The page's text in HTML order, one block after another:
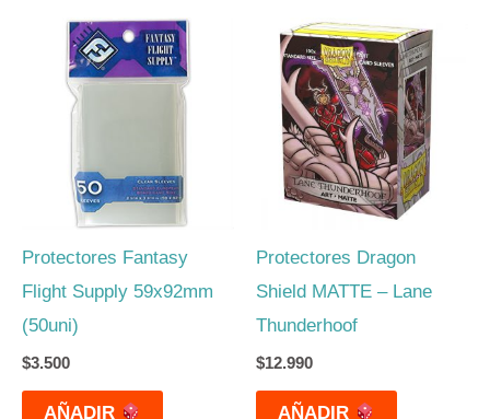
Protectores Fantasy
Flight Supply 59x92mm
(50uni)
$3.500
AÑADIR
Protectores Dragon
Shield MATTE – Lane
Thunderhoof
$12.990
AÑADIR